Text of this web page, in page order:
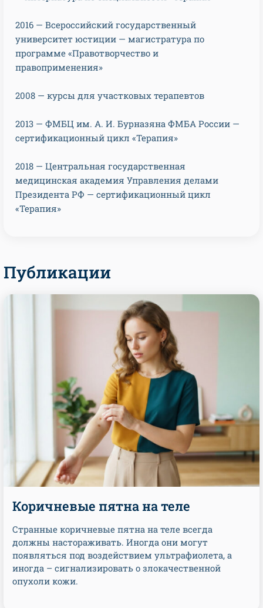
2016 — Всероссийский государственный
университет юстиции — магистратура по
программе «Правотворчество и
правоприменения»
2008 — курсы для участковых терапевтов
2013 — ФМБЦ им. А. И. Бурназяна ФМБА России —
сертификационный цикл «Терапия»
2018 — Центральная государственная
медицинская академия Управления делами
Президента РФ — сертификационный цикл
«Терапия»
Публикации
Коричневые пятна на теле
Странные коричневые пятна на теле всегда
должны настораживать. Иногда они могут
появляться под воздействием ультрафиолета, а
иногда – сигнализировать о злокачественной
опухоли кожи.